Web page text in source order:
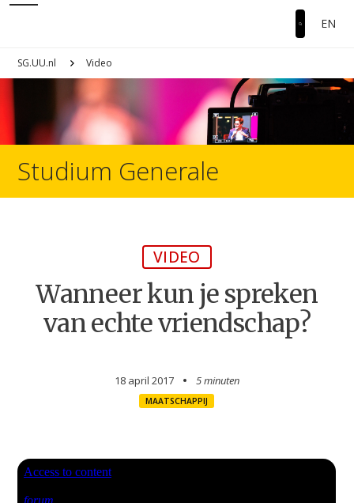
EN
SG.UU.nl Video
Studium Generale
VIDEO
Wanneer kun je spreken
van echte vriendschap?
18 april 2017 5 minuten
MAATSCHAPPIJ